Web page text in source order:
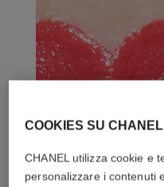
COOKIES SU
CHANEL utilizza cookie e
personalizzare i contenuti